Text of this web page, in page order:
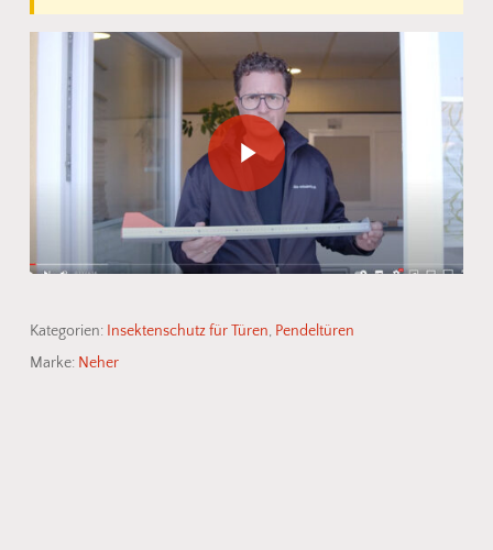
Play Video
Kategorien: Insektenschutz für Türen, Pendeltüren
Marke: Neher